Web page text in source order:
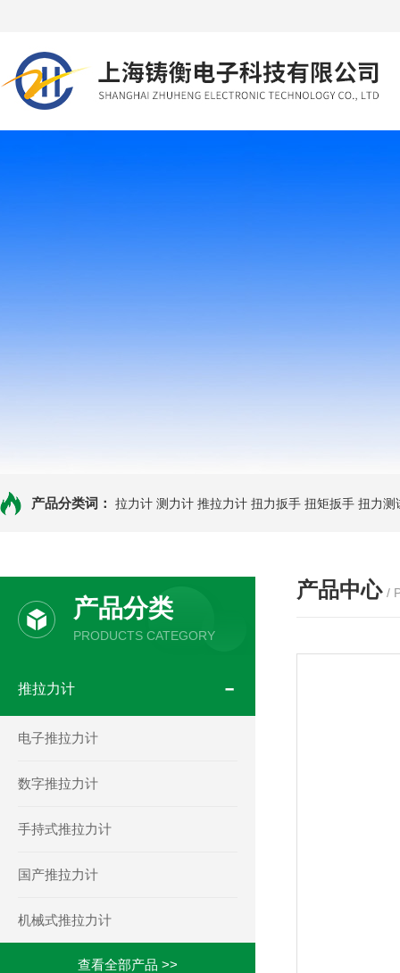
产品分类词： 拉力计 测力计 推拉力计 扭力扳手 扭矩扳手 扭力测
产品分类
PRODUCTS CATEGORY
推拉力计
电子推拉力计
数字推拉力计
手持式推拉力计
国产推拉力计
机械式推拉力计
查看全部产品 >>
产品中心 /